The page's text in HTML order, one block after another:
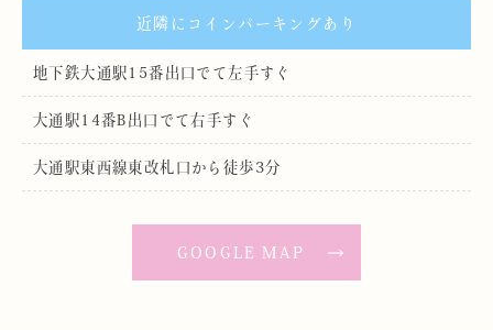
近隣にコインパーキングあり
地下鉄大通駅15番出口でて左手すぐ
大通駅14番B出口でて右手すぐ
大通駅東西線東改札口から徒歩3分
GOOGLE MAP